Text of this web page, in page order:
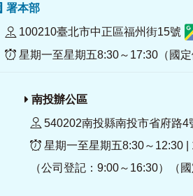
署本部
100210臺北市中正區福州街15號
星期一至星期五8:30～17:30（國定
南投辦公區
540202南投縣南投市省府路4
星期一至星期五8:30～12:30 |
（公司登記：9:00～16:30）（國